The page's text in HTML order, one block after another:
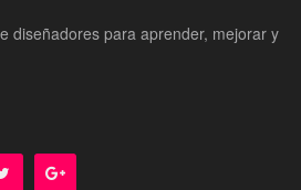
diseñadores para aprender, mejorar y